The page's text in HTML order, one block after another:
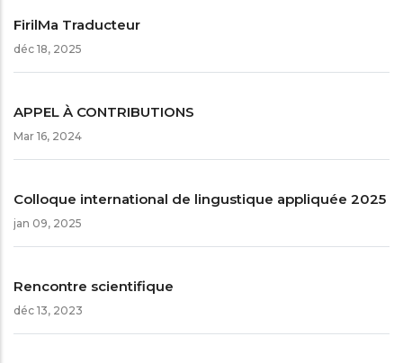
FirilMa Traducteur
déc 18, 2025
APPEL À CONTRIBUTIONS
Mar 16, 2024
Colloque international de lingustique appliquée 2025
jan 09, 2025
Rencontre scientifique
déc 13, 2023